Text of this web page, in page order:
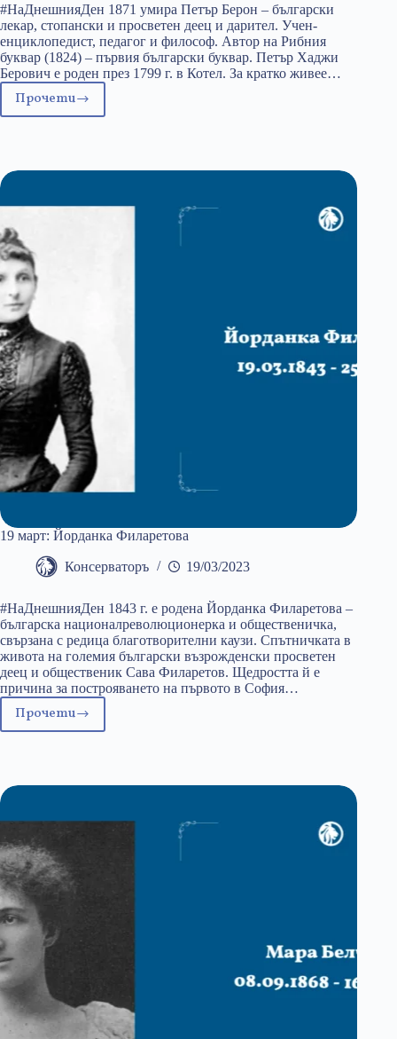
#НаДнешнияДен 1871 умира Петър Берон – български
лекар, стопански и просветен деец и дарител. Учен-
енциклопедист, педагог и философ. Автор на Рибния
буквар (1824) – първия български буквар. Петър Хаджи
Берович е роден през 1799 г. в Котел. За кратко живее…
Прочети
21
19 март: Йорданка Филаретова
Консерваторъ 19/03/2023
#НаДнешнияДен 1843 г. е родена Йорданка Филаретова –
българска националреволюционерка и общественичка,
свързана с редица благотворителни каузи. Спътничката в
живота на големия български възрожденски просветен
деец и общественик Сава Филаретов. Щедростта й е
причина за построяването на първото в София…
Прочети
19